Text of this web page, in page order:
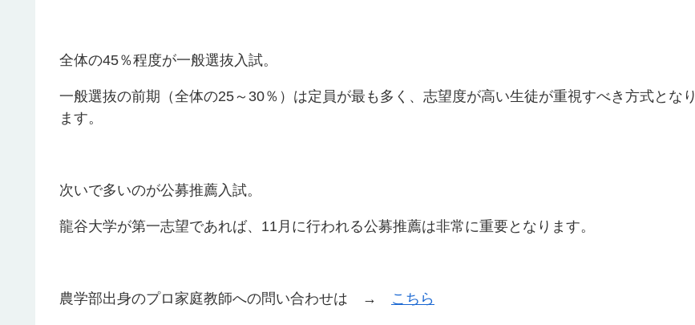
全体の45％程度が一般選抜入試。
一般選抜の前期（全体の25～30％）は定員が最も多く、志望度が高い生徒が重視すべき方式となり
ます。
次いで多いのが公募推薦入試。
龍谷大学が第一志望であれば、11月に行われる公募推薦は非常に重要となります。
農学部出身のプロ家庭教師への問い合わせは → こちら